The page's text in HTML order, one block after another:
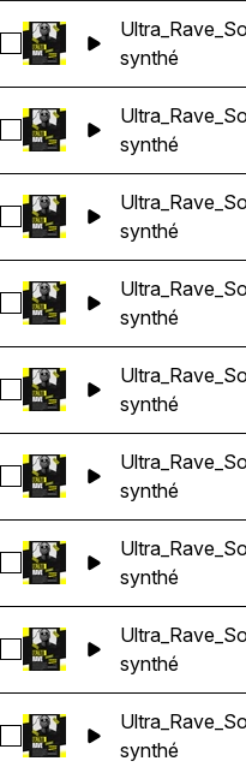
Sélectionnez
synthé
Sélectionnez synthé
Sélectionnez synthé
Sélectionnez synthé
Sélectionnez synthé
Sélectionnez
synthé
Sélectionnez
synthé
Sélectionnez
synthé
Sélectionnez
synthé